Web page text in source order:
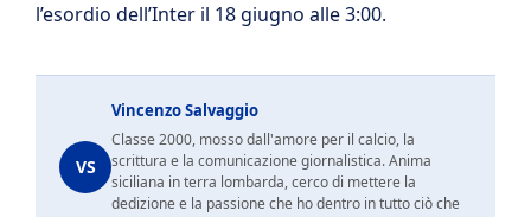
l’esordio dell’Inter il 18 giugno alle 3:00.
VS
Vincenzo Salvaggio
Classe 2000, mosso dall'amore per il calcio, la
scrittura e la comunicazione giornalistica. Anima
siciliana in terra lombarda, cerco di mettere la
dedizione e la passione che ho dentro in tutto ciò che